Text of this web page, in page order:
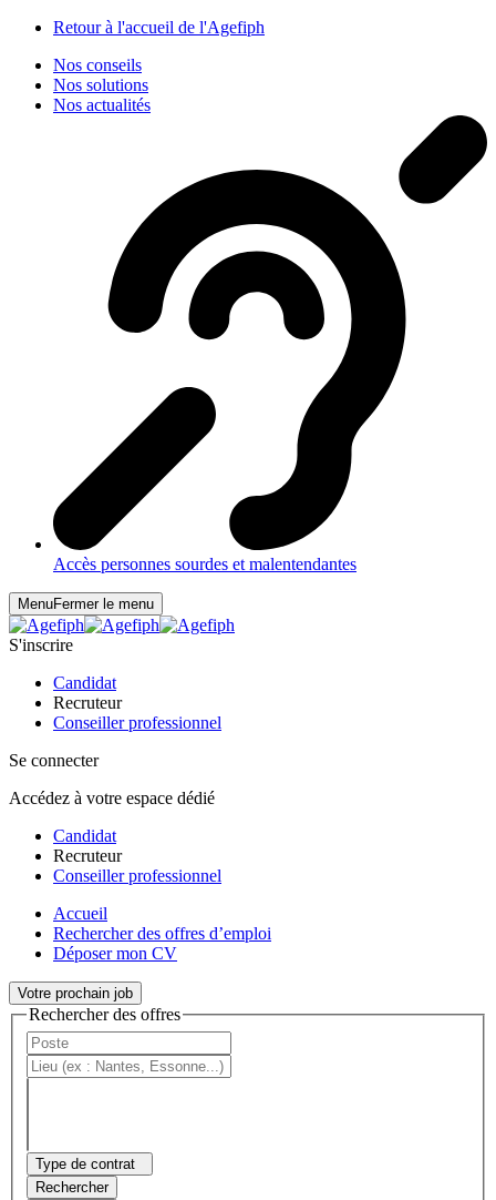
Retour à l'accueil de l'Agefiph
Nos conseils
Nos solutions
Nos actualités
Accès personnes sourdes et malentendantes
MenuFermer le menu
S'inscrire
Candidat
Recruteur
Conseiller professionnel
Se connecter
Accédez à votre espace dédié
Candidat
Recruteur
Conseiller professionnel
Accueil
Rechercher des offres d’emploi
Déposer mon CV
Votre prochain job
Rechercher des offres
Type de contrat
Rechercher